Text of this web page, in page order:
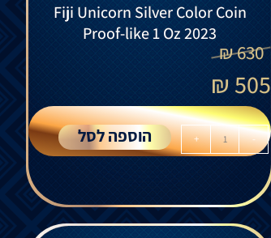
Fiji Unicorn Silver Color Coin
Proof-like 1 Oz 2023
630
₪
505
₪
-
+ הוספה לסל